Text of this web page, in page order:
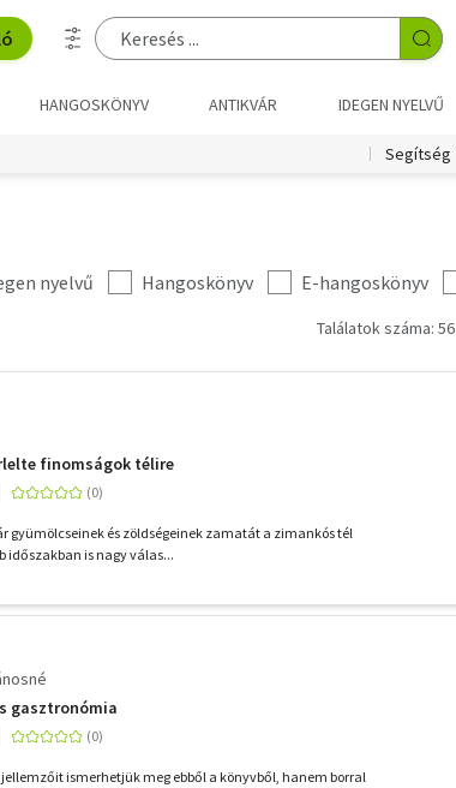
HANGOSKÖNYV ANTIKVÁR IDEGEN NYELVŰ
Segítség
nyelvű Hangoskönyv E-hangoskönyv
Találatok száma: 56
finomságok télire
gyümölcseinek és zöldségeinek zamatát a zimankós tél
időszakban is nagy válas...
gasztronómia
ismerhetjük meg ebből a könyvből, hanem borral